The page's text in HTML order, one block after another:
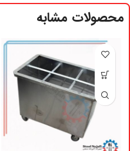
محصولات مشابه